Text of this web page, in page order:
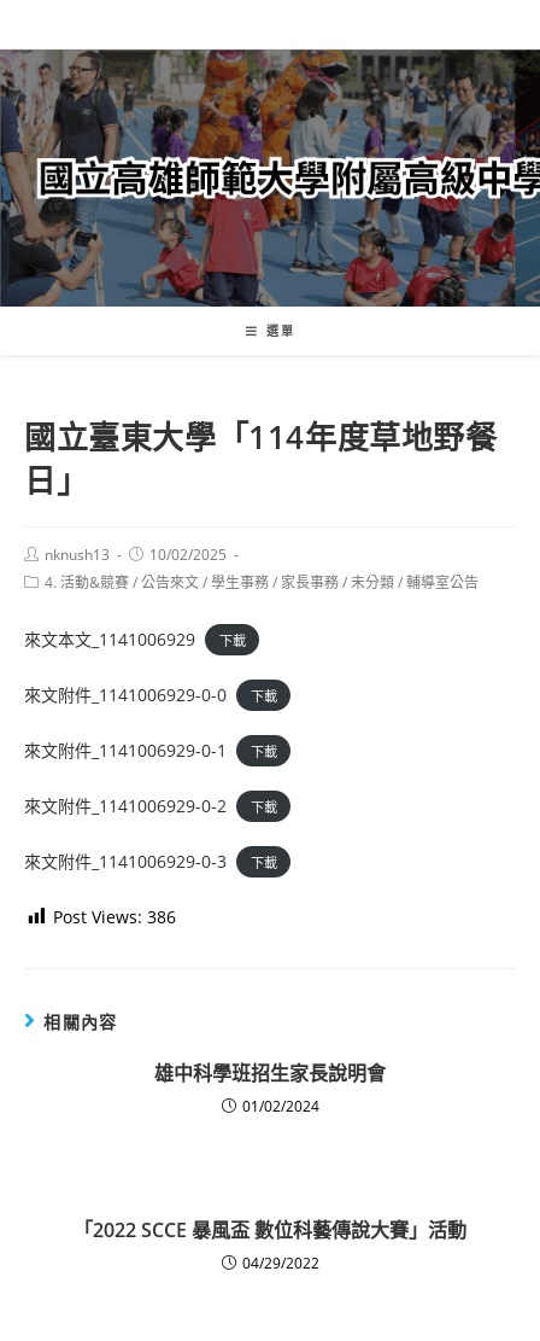
轉
至
主
內
容
選單
國立臺東大學「114年度草地野餐
日」
Post
author:
nknush13
Post
published:
10/02/2025
Post4. 活動&競賽/公告來文/學生事務/ 家長事務/未分類/輔導室公告
來文本文_1141006929 下載
來文附件_1141006929-0-0 下載
來文附件_1141006929-0-1 下載
來文附件_1141006929-0-2 下載
來文附件_1141006929-0-3 下載
Post Views: 386
相關內容
雄中科學班招生家長說明會
01/02/2024
「2022 SCCE 暴風盃 數位科藝傳說大賽」活動
04/29/2022